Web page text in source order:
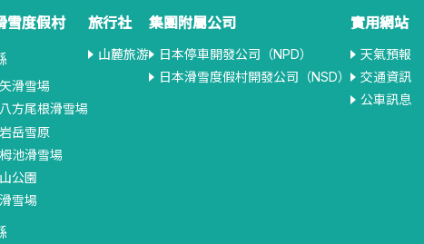
雪度假村
滑雪場
方尾根滑雪場
岳雪原
池滑雪場
公園
雪場
旅行社
山麓旅游
集團附屬公司
日本停車開發公司（NPD）
日本滑雪度假村開發公司（NSD）
實用網站
天氣預報
交通資訊
公車訊息